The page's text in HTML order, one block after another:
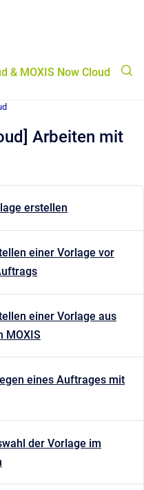
& MOXIS Now Cloud
Arbeiten mit
erstellen
einer Vorlage vor
einer Vorlage aus
MOXIS
eines Auftrages mit
der Vorlage im